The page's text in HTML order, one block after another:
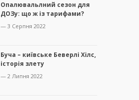
Опалювальлний сезон для
ДОЗу: що ж із тарифами?
— 3 Серпня 2022
Буча – київське Беверлі Хілс,
історія злету
— 2 Липня 2022